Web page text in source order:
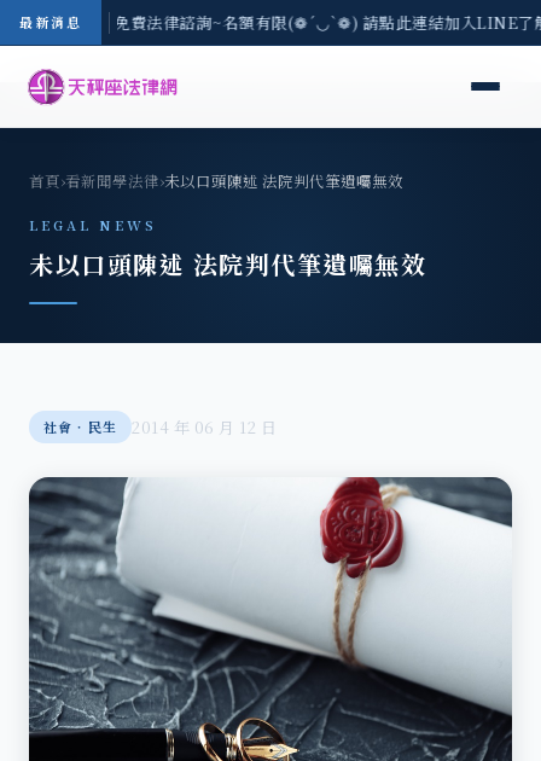
最新消息
-8/3(一) 現場免費法律諮詢~名額有限(❁´◡`❁) 請點此連結加入LINE
首頁›看新聞學法律›未以口頭陳述 法院判代筆遺囑無效
LEGAL NEWS
未以口頭陳述 法院判代筆遺囑無效
社會‧民生 2014 年 06 月 12 日